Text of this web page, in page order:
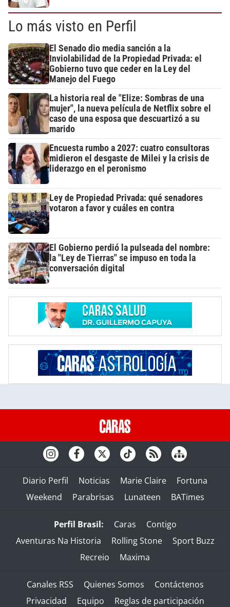
Lo más visto en Perfil
El Senado dio media sanción a la
Inviolabilidad de la Propiedad Privada: el
Gobierno tuvo que ceder en la Ley del
Manejo del Fuego
La historia real de "Elize: Sombras de una
mujer", la nueva película de Netflix sobre el
caso de una esposa que descuartizó a su
marido
Encuesta rumbo a 2027: cuatro consultoras
midieron el desgaste de Milei y la crisis de
liderazgo en el peronismo
Ley de Propiedad Privada: qué senadores
votaron a favor y cuáles en contra
El Gobierno perdió la pulseada del nombre:
la "Ley de Tierras" se impuso en toda la
conversación digital
Diario Perfil Noticias Marie Claire
Fortuna
Weekend
Parabrisas Lunateen BATimes
Perfil Brasil: Caras
Contigo
Aventuras Na Historia
Rolling Stone
Sport Buzz
Recreio
Maxima
Canales RSS Quienes Somos
Contáctenos
Privacidad
Equipo Reglas de participación